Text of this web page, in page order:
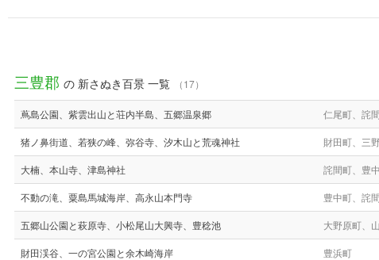
三豊郡 の 新さぬき百景 一覧 （17）
蔦島公園、紫雲出山と荘内半島、五郷温泉郷 仁尾町、詫
猪ノ鼻街道、若狭の峰、弥谷寺、汐木山と荒魂神社 財田町、三
大楠、本山寺、津島神社 詫間町、豊
不動の滝、粟島馬城海岸、高永山本門寺 豊中町、詫
五郷山公園と萩原寺、小松尾山大興寺、豊稔池 大野原町、
財田渓谷、一の宮公園と余木崎海岸 豊浜町